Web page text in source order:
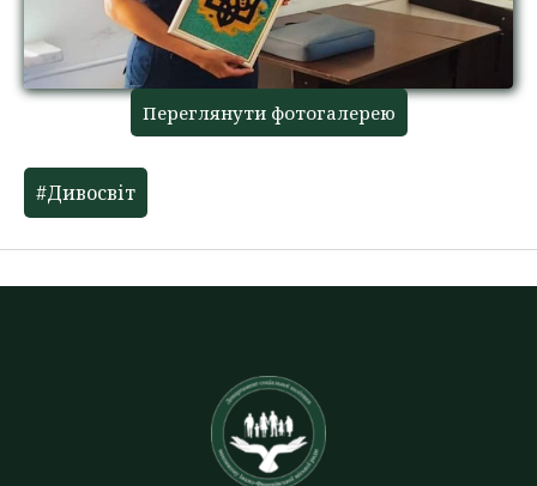
Переглянути фотогалерею
#Дивосвіт